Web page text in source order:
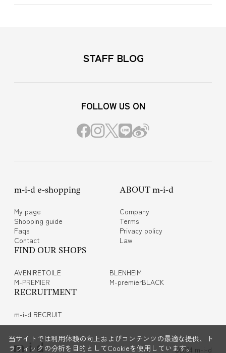
STAFF BLOG
FOLLOW US ON
m-i-d e-shopping
My page
Shopping guide
Faqs
Contact
ABOUT m-i-d
Company
Terms
Privacy policy
Law
FIND OUR SHOPS
AVENIRETOILE
BLENHEIM
M-PREMIER
M-premierBLACK
RECRUITMENT
m-i-d RECRUIT
©2024 m-i-d
当サイトでは利用体験の向上およびコンテンツの最適な提供、ト
ラフィックの分析を目的としてCookieを使用しています。